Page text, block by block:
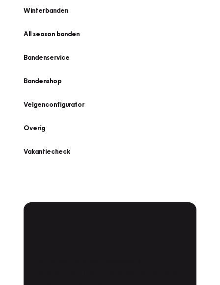
Winterbanden
All season banden
Bandenservice
Bandenshop
Velgenconfigurator
Overig
Vakantiecheck